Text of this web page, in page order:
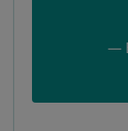
—